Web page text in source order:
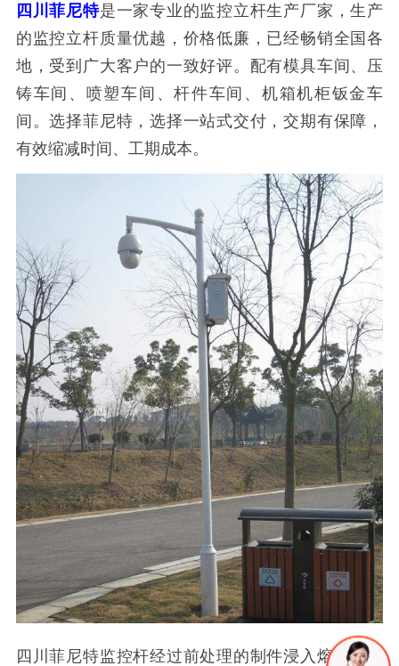
四川菲尼特是一家专业的监控立杆生产厂家，生产
的监控立杆质量优越，价格低廉，已经畅销全国各
地，受到广大客户的一致好评。配有模具车间、压
铸车间、喷塑车间、杆件车间、机箱机柜钣金车
间。选择菲尼特，选择一站式交付，交期有保障，
有效缩减时间、工期成本。
四川菲尼特监控杆经过前处理的制件浸入熔融的锌